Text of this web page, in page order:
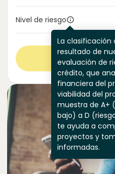
Nivel de riesgo
La clasificación
resultado de
evaluación de
crédito, que
financiera del
viabilidad del
muestra de A+
bajo) a D
te ayuda a
proyectos y
informadas.
Ver